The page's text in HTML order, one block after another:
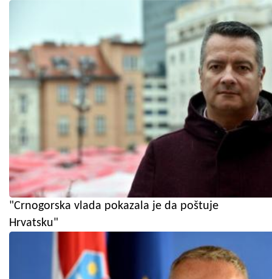
"Crnogorska vlada pokazala je da poštuje
Hrvatsku"